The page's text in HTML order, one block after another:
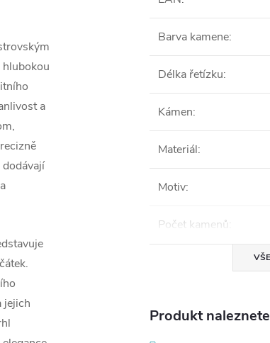
hlubokou
a
jejich
Barva kamene:
Délka řetízku:
Kámen:
Materiál:
Motiv:
Počet kamenů:
Produkt